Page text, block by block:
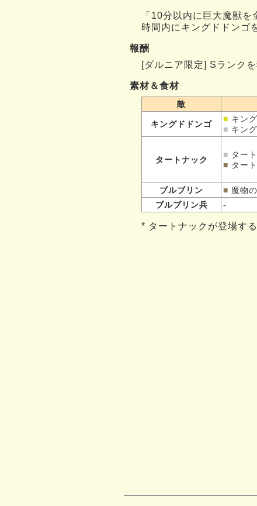
「10分以内に巨大魔獣
時間内にキングドドンゴ
報酬
[ダルニア限定] Sランク
素材＆食材
敵
キングドドンゴ
■ キン
■ キン
タートナック
■ ター
■ ター
ブルブリン
■ 魔物
ブルブリン兵
-
* タートナックが登場す